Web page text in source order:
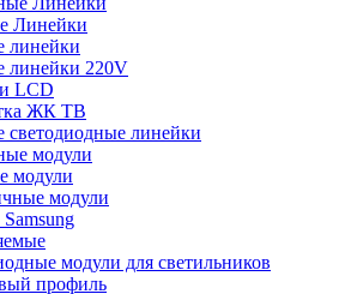
Линейки
линейки
линейки 220V
LCD
ЖК ТВ
светодиодные линейки
модули
модули
модули для светильников